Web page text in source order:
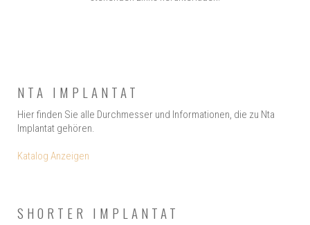
NTA IMPLANTAT
Hier finden Sie alle Durchmesser und Informationen, die zu Nta
Implantat gehören.
Katalog Anzeigen
SHORTER IMPLANTAT